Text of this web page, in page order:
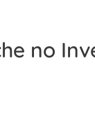
no